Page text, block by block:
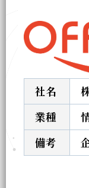
社名
業種
備考